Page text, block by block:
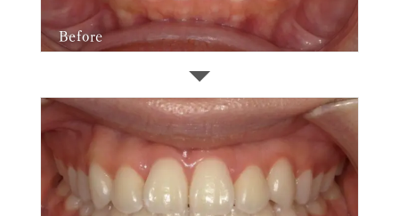
Before